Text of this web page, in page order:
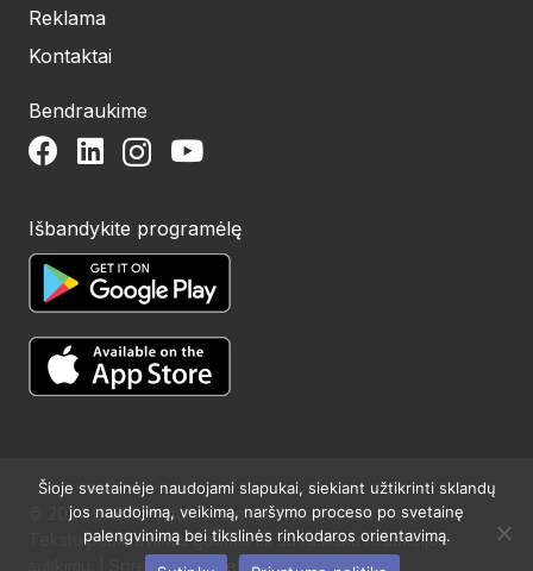
Reklama
Kontaktai
Bendraukime
Išbandykite programėlę
© 2024 UAB Structum projektai. Visos teisės saugomos.
Tekstų publikavimas galimas tik su raštišku redakcijos
sutikimu. | Sprendimas:Websty
Šioje svetainėje naudojami slapukai, siekiant užtikrinti sklandų
jos naudojimą, veikimą, naršymo proceso po svetainę
palengvinimą bei tikslinės rinkodaros orientavimą.